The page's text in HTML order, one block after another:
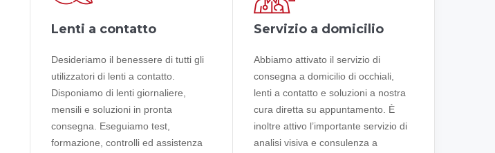
Lenti a contatto
Desideriamo il benessere di tutti gli
utilizzatori di lenti a contatto.
Disponiamo di lenti giornaliere,
mensili e soluzioni in pronta
consegna. Eseguiamo test,
formazione, controlli ed assistenza
Servizio a domicilio
Abbiamo attivato il servizio di
consegna a domicilio di occhiali,
lenti a contatto e soluzioni a nostra
cura diretta su appuntamento. È
inoltre attivo l’importante servizio di
analisi visiva e consulenza a